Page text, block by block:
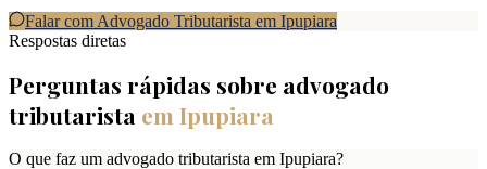
Falar com Advogado Tributarista em Ipupiara
Respostas diretas
Perguntas rápidas sobre advogado
tributarista em Ipupiara
O que faz um advogado tributarista em Ipupiara?